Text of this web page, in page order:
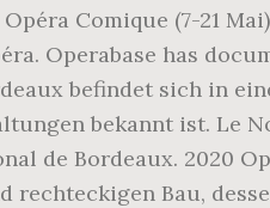
Comique (7-21
Operabase has
befindet sich in
bekannt ist. Le
de Bordeaux. 2020
rechteckigen Bau,